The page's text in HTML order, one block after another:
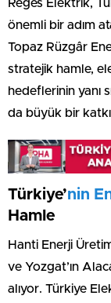
Reges Elektrik,
önemli bir adım
Topaz Rüzgâr
stratejik hamle,
hedeflerinin yanı
da büyük bir
Türkiye’nin
Hamle
Hanti Enerji
ve Yozgat’ın
alıyor. Türkiye